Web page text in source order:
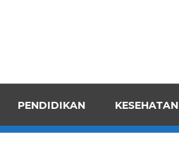
PENDIDIKAN KESEHATAN